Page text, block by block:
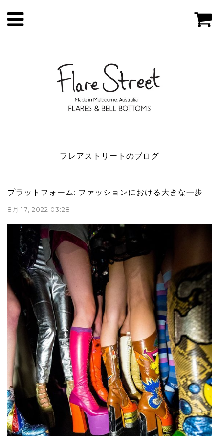
フレアストリートのブログ
プラットフォーム: ファッションにおける大きな一歩
8月 17, 2022 03:28